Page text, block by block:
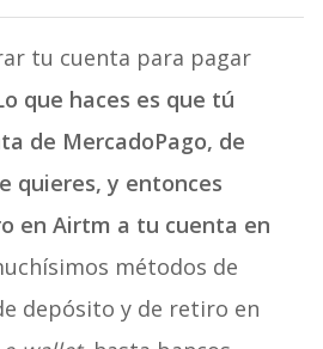
tu cuenta para pagar
que haces es que tú
de MercadoPago, de
quieres, y entonces
en Airtm a tu cuenta en
métodos de
depósito y de retiro en